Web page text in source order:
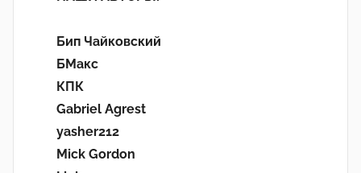
Бип Чайковский
БМакс
КПК
Gabriel Agrest
yasher212
Mick Gordon